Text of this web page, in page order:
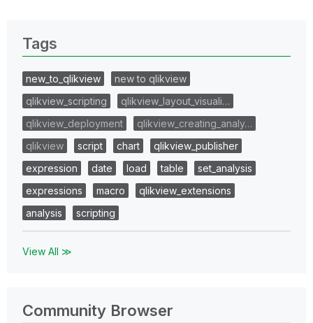
Tags
new_to_qlikview
new to qlikview
qlikview_scripting
qlikview_layout_visuali…
qlikview_deployment
qlikview_creating_analy…
qlikview
script chart
qlikview_publisher
expression
date load table
set_analysis
expressions
macro
qlikview_extensions
analysis
scripting
View All ≫
Community Browser